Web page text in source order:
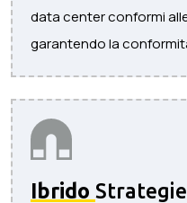
data center conformi
garantendo la
Ibrido